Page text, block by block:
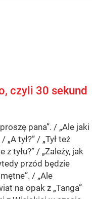
czyli 30 sekund
pana”. / „Ale jaki
tył?” / „Tył też
tyłu?” / „Zależy, jak
przód będzie
/ „Ale
na opak z „Tanga”